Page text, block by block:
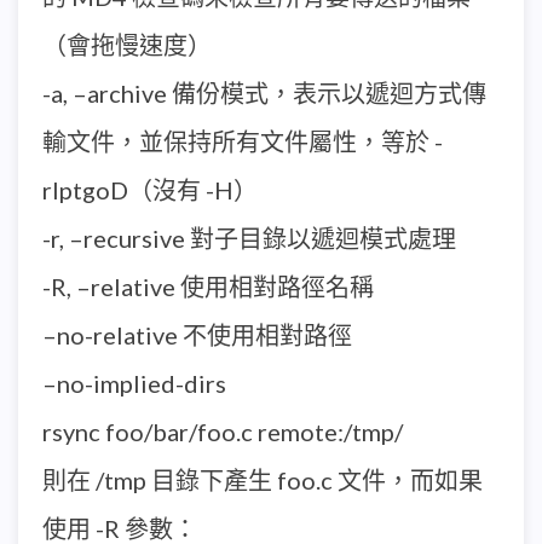
（會拖慢速度）
-a, –archive 備份模式，表示以遞迴方式傳
輸文件，並保持所有文件屬性，等於 -
rlptgoD（沒有 -H）
-r, –recursive 對子目錄以遞迴模式處理
-R, –relative 使用相對路徑名稱
–no-relative 不使用相對路徑
–no-implied-dirs
rsync foo/bar/foo.c remote:/tmp/
則在 /tmp 目錄下產生 foo.c 文件，而如果
使用 -R 參數：